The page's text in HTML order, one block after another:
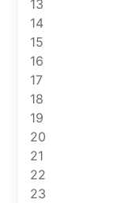
13
14
15
16
17
18
19
20
21
22
23